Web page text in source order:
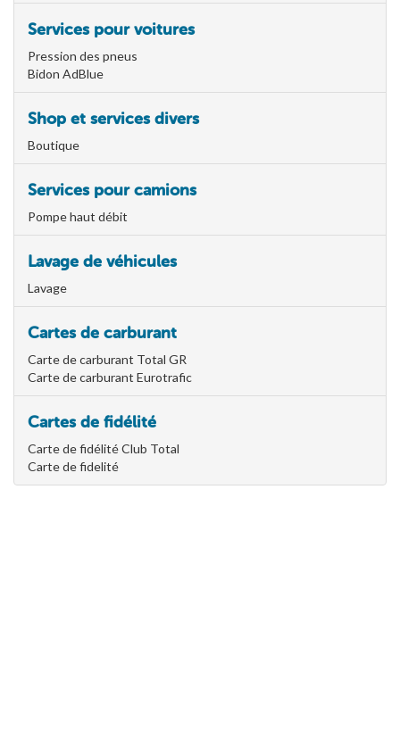
Services pour voitures
Pression des pneus
Bidon AdBlue
Shop et services divers
Boutique
Services pour camions
Pompe haut débit
Lavage de véhicules
Lavage
Cartes de carburant
Carte de carburant Total GR
Carte de carburant Eurotrafic
Cartes de fidélité
Carte de fidélité Club Total
Carte de fidelité